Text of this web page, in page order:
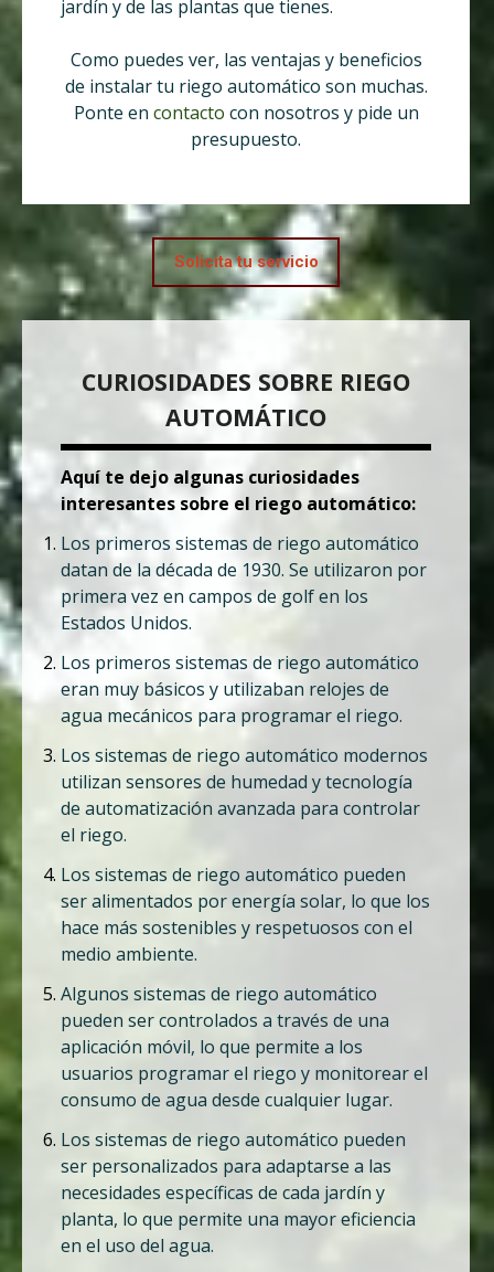
jardín y de las plantas que tienes.
Como puedes ver, las ventajas y beneficios
de instalar tu riego automático son muchas.
Ponte en contacto con nosotros y pide un
presupuesto.
Solicita tu servicio
CURIOSIDADES SOBRE RIEGO
AUTOMÁTICO
Aquí te dejo algunas curiosidades
interesantes sobre el riego automático:
Los primeros sistemas de riego automático
datan de la década de 1930. Se utilizaron por
primera vez en campos de golf en los
Estados Unidos.
Los primeros sistemas de riego automático
eran muy básicos y utilizaban relojes de
agua mecánicos para programar el riego.
Los sistemas de riego automático modernos
utilizan sensores de humedad y tecnología
de automatización avanzada para controlar
el riego.
Los sistemas de riego automático pueden
ser alimentados por energía solar, lo que los
hace más sostenibles y respetuosos con el
medio ambiente.
Algunos sistemas de riego automático
pueden ser controlados a través de una
aplicación móvil, lo que permite a los
usuarios programar el riego y monitorear el
consumo de agua desde cualquier lugar.
Los sistemas de riego automático pueden
ser personalizados para adaptarse a las
necesidades específicas de cada jardín y
planta, lo que permite una mayor eficiencia
en el uso del agua.